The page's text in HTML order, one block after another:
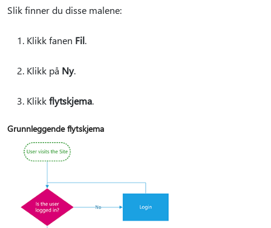
Slik finner du disse malene:
Klikk fanen Fil.
Klikk på Ny.
Klikkflytskjema.
Grunnleggende flytskjema